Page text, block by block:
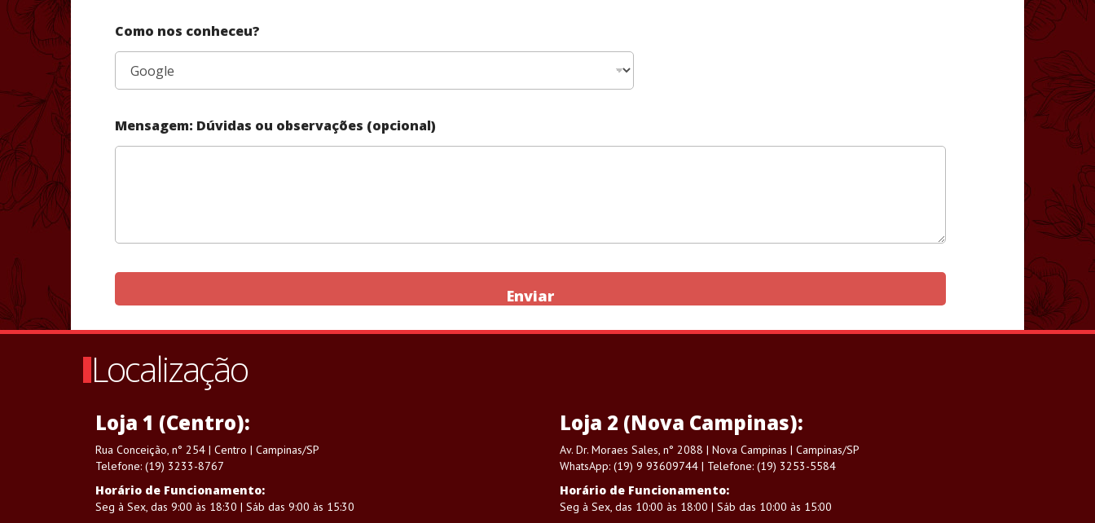
Como nos conheceu?
Mensagem: Dúvidas ou observações (opcional)
Enviar
Localização
Loja 1 (Centro):
Rua Conceição, n° 254 | Centro | Campinas/SP
Telefone: (19) 3233-8767
Horário de Funcionamento:
Seg à Sex, das 9:00 às 18:30 | Sáb das 9:00 às 15:30
Loja 2 (Nova Campinas):
Av. Dr. Moraes Sales, n° 2088 | Nova Campinas | Campinas/SP
WhatsApp: (19) 9 93609744 | Telefone: (19) 3253-5584
Horário de Funcionamento:
Seg à Sex, das 10:00 às 18:00 | Sáb das 10:00 às 15:00